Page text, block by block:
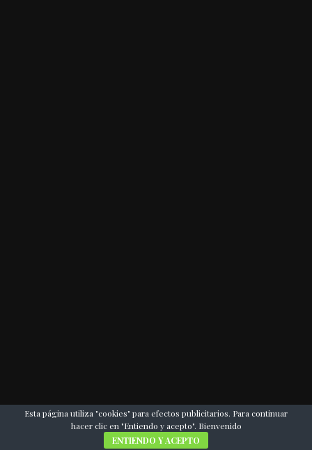
Esta página utiliza "cookies" para efectos publicitarios. Para continuar
hacer clic en "Entiendo y acepto". Bienvenido
ENTIENDO Y ACEPTO